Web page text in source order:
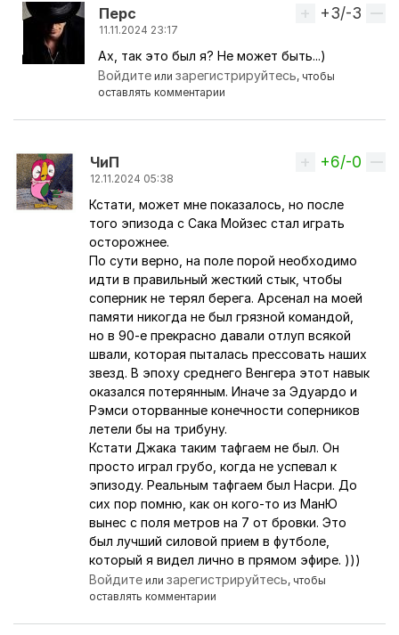
Перс
11.11.2024 23:17
Ответ на комментарий пользователяchees
Вверх
+3/-3
Ах, так это был я? Не может быть...)
Войдите илизарегистрируйтесь, чтобы
оставлять комментарии
ЧиП
12.11.2024 05:38
Вверх
+6/-0
Кстати, может мне показалось, но после
того эпизода с Сака Мойзес стал играть
осторожнее.
По сути верно, на поле порой необходимо
идти в правильный жесткий стык, чтобы
соперник не терял берега. Арсенал на моей
памяти никогда не был грязной командой,
но в 90-е прекрасно давали отлуп всякой
швали, которая пыталась прессовать наших
звезд. В эпоху среднего Венгера этот навык
оказался потерянным. Иначе за Эдуардо и
Рэмси оторванные конечности соперников
летели бы на трибуну.
Кстати Джака таким тафгаем не был. Он
просто играл грубо, когда не успевал к
эпизоду. Реальным тафгаем был Насри. До
сих пор помню, как он кого-то из МанЮ
вынес с поля метров на 7 от бровки. Это
был лучший силовой прием в футболе,
который я видел лично в прямом эфире. )))
Войдите илизарегистрируйтесь, чтобы
оставлять комментарии